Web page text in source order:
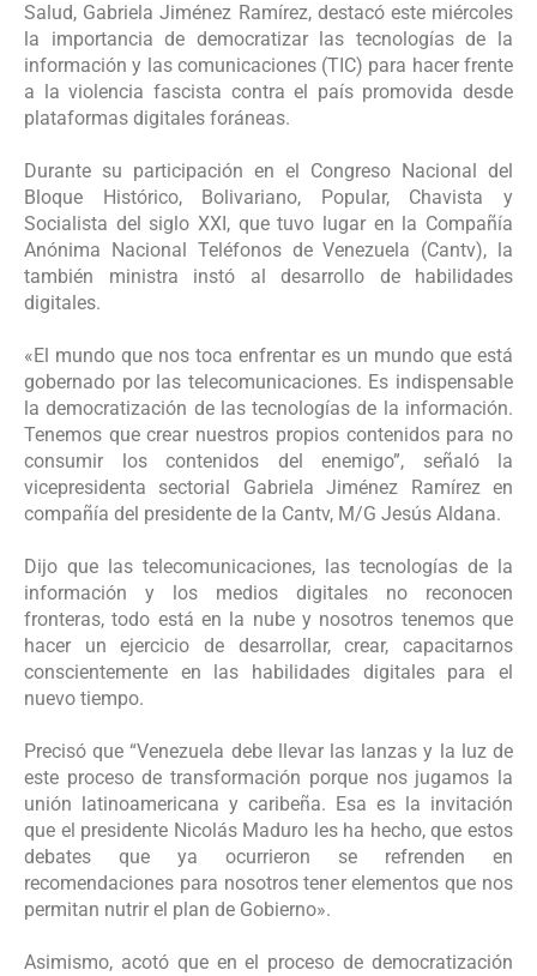
Salud, Gabriela Jiménez Ramírez, destacó este miércoles
la importancia de democratizar las tecnologías de la
información y las comunicaciones (TIC) para hacer frente
a la violencia fascista contra el país promovida desde
plataformas digitales foráneas.
Durante su participación en el Congreso Nacional del
Bloque Histórico, Bolivariano, Popular, Chavista y
Socialista del siglo XXI, que tuvo lugar en la Compañía
Anónima Nacional Teléfonos de Venezuela (Cantv), la
también ministra instó al desarrollo de habilidades
digitales.
«El mundo que nos toca enfrentar es un mundo que está
gobernado por las telecomunicaciones. Es indispensable
la democratización de las tecnologías de la información.
Tenemos que crear nuestros propios contenidos para no
consumir los contenidos del enemigo”, señaló la
vicepresidenta sectorial Gabriela Jiménez Ramírez en
compañía del presidente de la Cantv, M/G Jesús Aldana.
Dijo que las telecomunicaciones, las tecnologías de la
información y los medios digitales no reconocen
fronteras, todo está en la nube y nosotros tenemos que
hacer un ejercicio de desarrollar, crear, capacitarnos
conscientemente en las habilidades digitales para el
nuevo tiempo.
Precisó que “Venezuela debe llevar las lanzas y la luz de
este proceso de transformación porque nos jugamos la
unión latinoamericana y caribeña. Esa es la invitación
que el presidente Nicolás Maduro les ha hecho, que estos
debates que ya ocurrieron se refrenden en
recomendaciones para nosotros tener elementos que nos
permitan nutrir el plan de Gobierno».
Asimismo, acotó que en el proceso de democratización